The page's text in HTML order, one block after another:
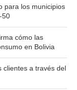
para los municipios
50
cómo las
en Bolivia
clientes a través del